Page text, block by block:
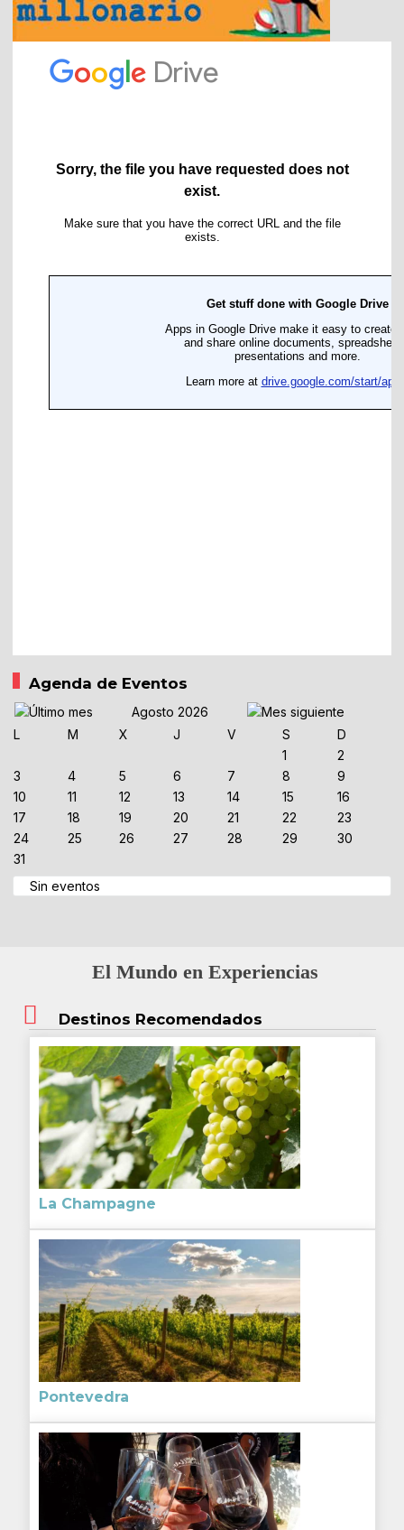
Agenda de Eventos
Agosto 2026
L
M X J V S
D
1
2
3
4 5 6 7 8
9
10
11 12 13 14 15
16
17
18 19 20 21 22
23
24
25 26 27 28 29
30
31
Sin eventos
El Mundo en Experiencias
Destinos Recomendados
La Champagne
Pontevedra